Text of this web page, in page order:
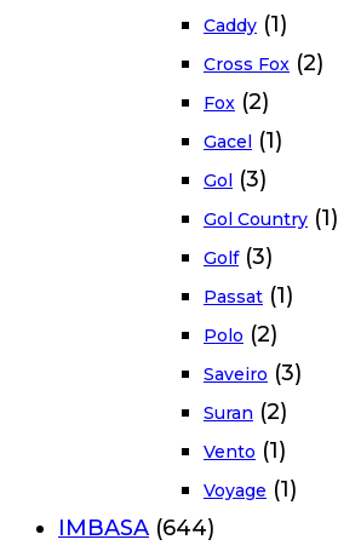
Caddy (1)
Cross Fox (2)
Fox (2)
Gacel (1)
Gol (3)
Gol Country (1)
Golf (3)
Passat (1)
Polo (2)
Saveiro (3)
Suran (2)
Vento (1)
Voyage (1)
IMBASA (644)